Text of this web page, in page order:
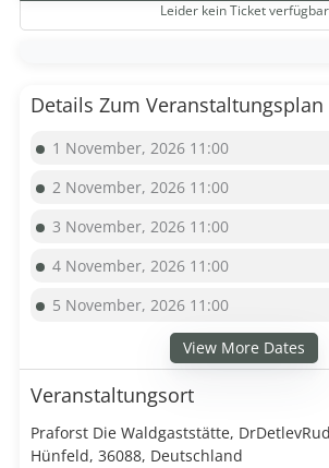
Leider kein Ticket verfügbar
Details Zum Veranstaltungsplan
1 November, 2026 11:00
2 November, 2026 11:00
3 November, 2026 11:00
4 November, 2026 11:00
5 November, 2026 11:00
View More Dates
Veranstaltungsort
Praforst Die Waldgaststätte,
Hünfeld, 36088, Deutschland